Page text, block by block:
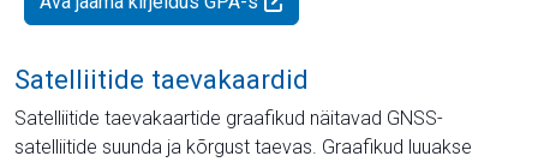
Satelliitide taevakaardid
Satelliitide taevakaartide graafikud näitavad GNSS-
satelliitide suunda ja kõrgust taevas. Graafikud luuakse